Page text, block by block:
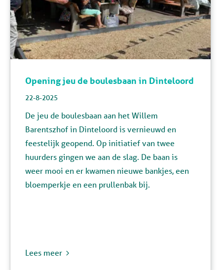
Opening jeu de boulesbaan in Dinteloord
22-8-2025
De jeu de boulesbaan aan het Willem
Barentszhof in Dinteloord is vernieuwd en
feestelijk geopend. Op initiatief vantwee
huurders gingen we aan de slag. De baan is
weer mooi en er kwamen nieuwe bankjes, een
bloemperkje en een prullenbak bij.
Lees meer